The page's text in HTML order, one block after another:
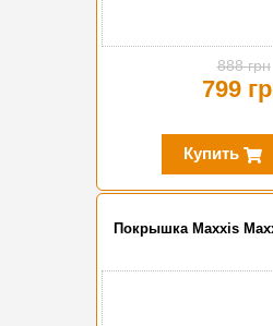
888 грн
799
Купить
Покрышка Maxxis